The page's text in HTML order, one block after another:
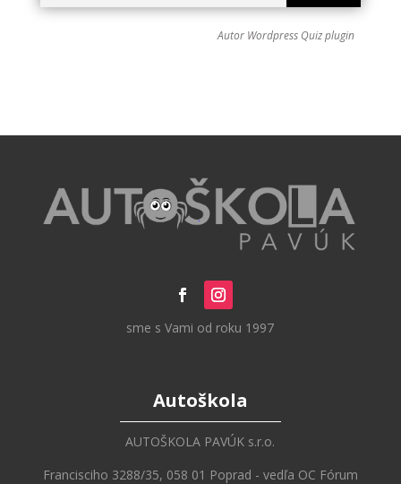
Autor Wordpress Quiz plugin
sme s Vami od roku 1997
Autoškola
AUTOŠKOLA PAVÚK s.r.o.
Francisciho 3288/35, 058 01 Poprad - vedľa OC Fórum